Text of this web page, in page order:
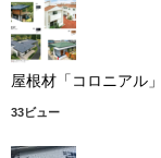
屋根材「コロニアル
33ビュー